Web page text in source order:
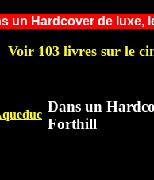
un Hardcover de luxe,
Voir 103 livres sur le
Dans un
Forthill